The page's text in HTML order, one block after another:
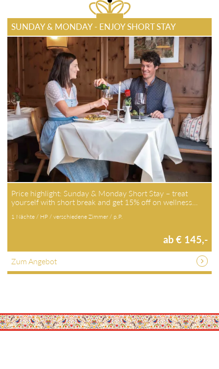
SUNDAY & MONDAY - ENJOY SHORT STAY
Price highlight: Sunday & Monday Short Stay – treat
yourself with short break and get 15% off on wellness…
1 Nächte / HP / verschiedene Zimmer / p.P.
ab € 145,-
Zum Angebot